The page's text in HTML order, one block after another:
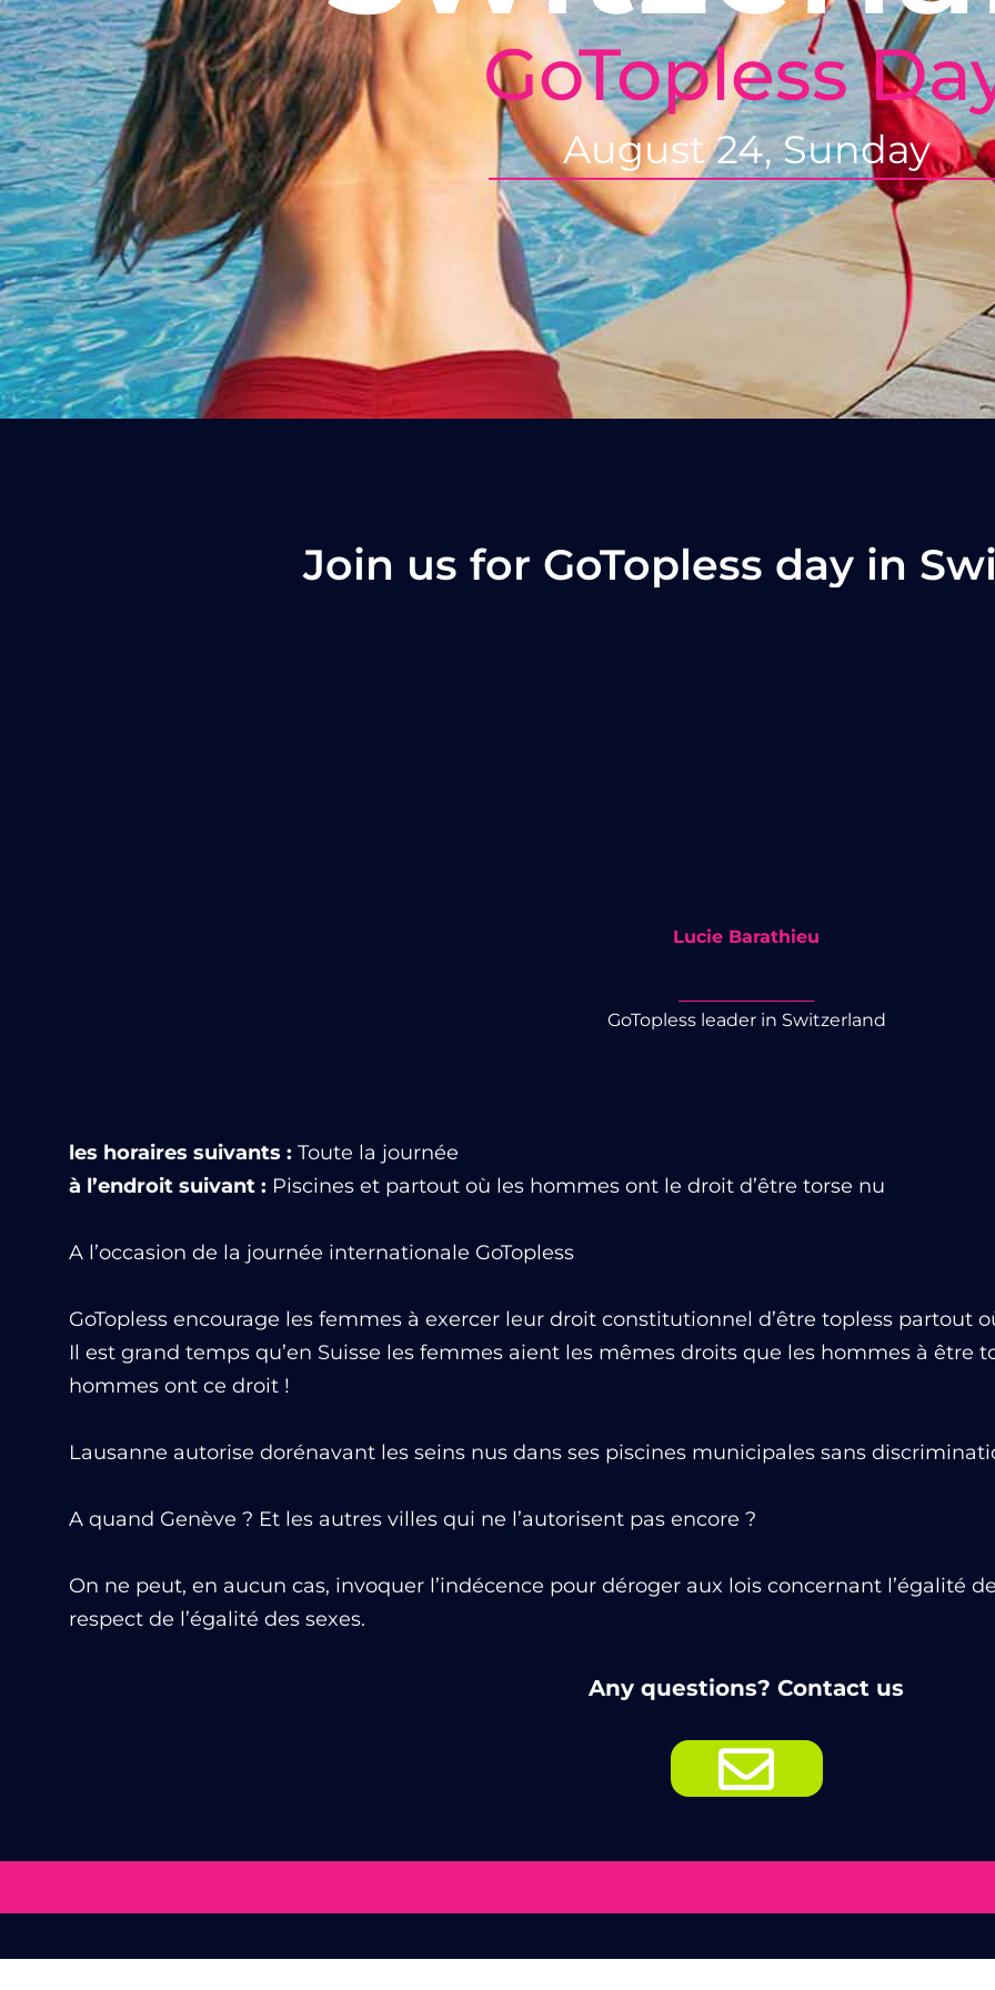
GoTopless
August 24, Sunday
Join us for GoTopless day in
Lucie Barathieu
GoTopless leader in Switzerland
les horaires suivants : Toute la journée
à l’endroit suivant : Piscines et partout où les hommes ont le droit d’être torse nu
A l’occasion de la journée internationale GoTopless
GoTopless encourage les femmes à exercer leur droit constitutionnel d’être topless partout
Il est grand temps qu’en Suisse les femmes aient les mêmes droits que les hommes à être
hommes ont ce droit !
Lausanne autorise dorénavant les seins nus dans ses piscines municipales sans
A quand Genève ? Et les autres villes qui ne l’autorisent pas encore ?
On ne peut, en aucun cas, invoquer l’indécence pour déroger aux lois concernant l’égalité
respect de l’égalité des sexes.
Any questions? Contact us